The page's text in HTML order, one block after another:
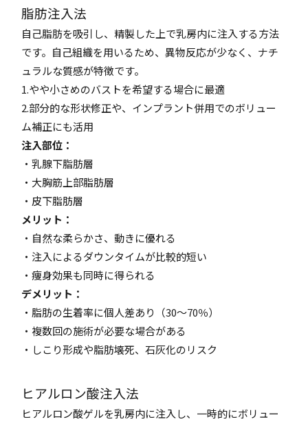
脂肪注入法
自己脂肪を吸引し、精製した上で乳房内に注入する方法
です。自己組織を用いるため、異物反応が少なく、ナチ
ュラルな質感が特徴です。
1.やや小さめのバストを希望する場合に最適
2.部分的な形状修正や、インプラント併用でのボリュー
ム補正にも活用
注入部位：
・乳腺下脂肪層
・大胸筋上部脂肪層
・皮下脂肪層
メリット：
・自然な柔らかさ、動きに優れる
・注入によるダウンタイムが比較的短い
・痩身効果も同時に得られる
デメリット：
・脂肪の生着率に個人差あり（30〜70％）
・複数回の施術が必要な場合がある
・しこり形成や脂肪壊死、石灰化のリスク
ヒアルロン酸注入法
ヒアルロン酸ゲルを乳房内に注入し、一時的にボリュー